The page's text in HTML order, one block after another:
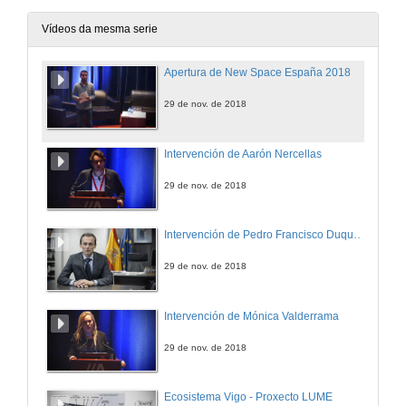
Vídeos da mesma serie
Apertura de New Space España 2018
29 de nov. de 2018
Intervención de Aarón Nercellas
29 de nov. de 2018
Intervención de Pedro Francisco Duque Duque
29 de nov. de 2018
Intervención de Mónica Valderrama
29 de nov. de 2018
Ecosistema Vigo - Proxecto LUME